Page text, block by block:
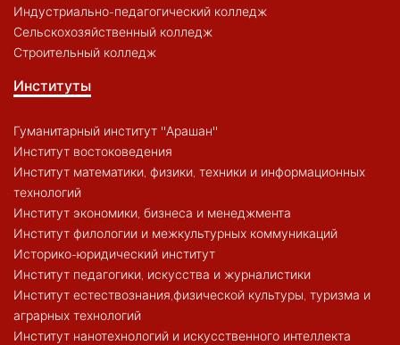
Индустриально-педагогический колледж
Сельскохозяйственный колледж
Строительный колледж
Институты
Гуманитарный институт "Арашан"
Институт востоковедения
Институт математики, физики, техники и информационных
технологий
Институт экономики, бизнеса и менеджмента
Институт филологии и межкультурных коммуникаций
Историко-юридический институт
Институт педагогики, искусства и журналистики
Институт естествознания,физической культуры, туризма и
аграрных технологий
Институт нанотехнологий и искусственного интеллекта